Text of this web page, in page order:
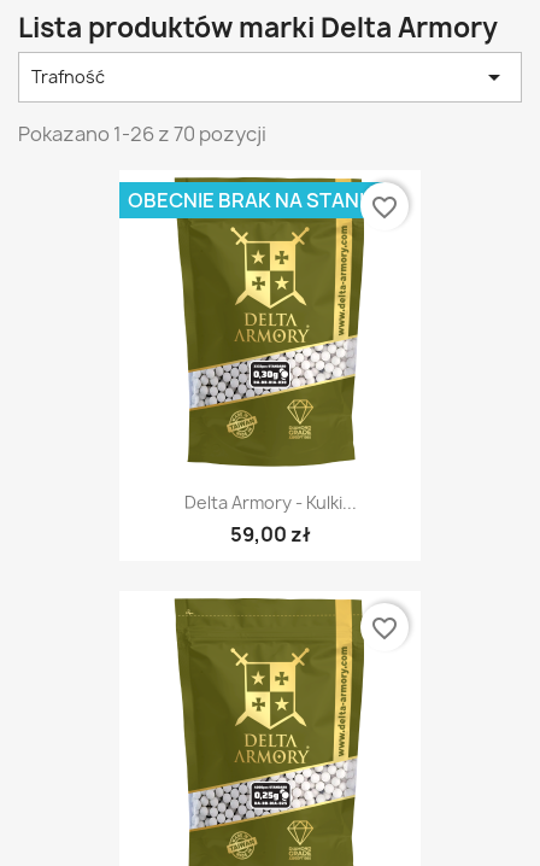
Lista produktów marki Delta Armory
Trafność 
Pokazano 1-26 z 70 pozycji
Delta Armory - Kulki...
59,00 zł
OBECNIE BRAK NA STANIEfavorite_border
favorite_border